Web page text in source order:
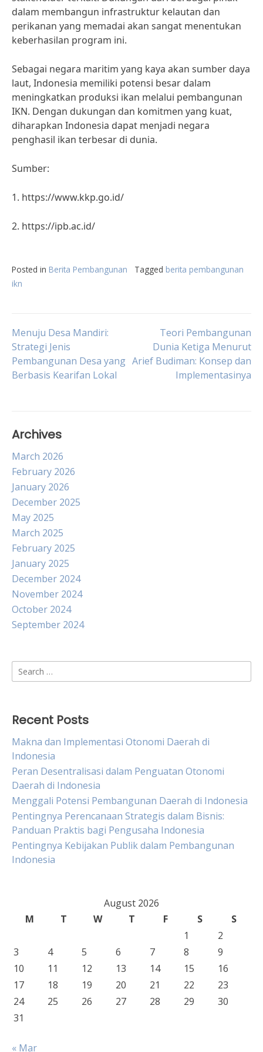
dalam membangun infrastruktur kelautan dan
perikanan yang memadai akan sangat menentukan
keberhasilan program ini.
Sebagai negara maritim yang kaya akan sumber daya
laut, Indonesia memiliki potensi besar dalam
meningkatkan produksi ikan melalui pembangunan
IKN. Dengan dukungan dan komitmen yang kuat,
diharapkan Indonesia dapat menjadi negara
penghasil ikan terbesar di dunia.
Sumber:
1. https://www.kkp.go.id/
2. https://ipb.ac.id/
Posted in Berita Pembangunan Tagged berita pembangunan
ikn
Post
navigation
Menuju Desa Mandiri:
Strategi Jenis
Pembangunan Desa yang
Berbasis Kearifan Lokal
Teori Pembangunan
Dunia Ketiga Menurut
Arief Budiman: Konsep dan
Implementasinya
Archives
March 2026
February 2026
January 2026
December 2025
May 2025
March 2025
February 2025
January 2025
December 2024
November 2024
October 2024
September 2024
Search
for:
Recent Posts
Makna dan Implementasi Otonomi Daerah di
Indonesia
Peran Desentralisasi dalam Penguatan Otonomi
Daerah di Indonesia
Menggali Potensi Pembangunan Daerah di Indonesia
Pentingnya Perencanaan Strategis dalam Bisnis:
Panduan Praktis bagi Pengusaha Indonesia
Pentingnya Kebijakan Publik dalam Pembangunan
Indonesia
August 2026
M
T W T F S
S
1
2
3
4 5 6 7 8
9
10
11 12 13 14 15
16
17
18 19 20 21 22
23
24
25 26 27 28 29
30
31
« Mar